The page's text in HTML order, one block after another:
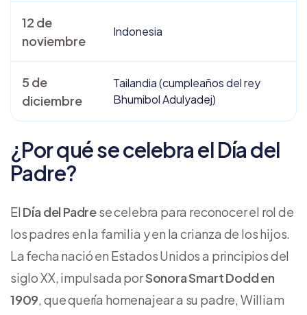
12 de
noviembre
Indonesia
5 de
diciembre
Tailandia (cumpleaños del rey
Bhumibol Adulyadej)
¿Por qué se celebra el Día del
Padre?
El Día del Padrese celebra para reconocer el rol de
los padres en la familia y en la crianza de los hijos.
La fecha nació en Estados Unidos a principios del
siglo XX, impulsada porSonora Smart Dodden
1909 , que quería homenajear a su padre, William